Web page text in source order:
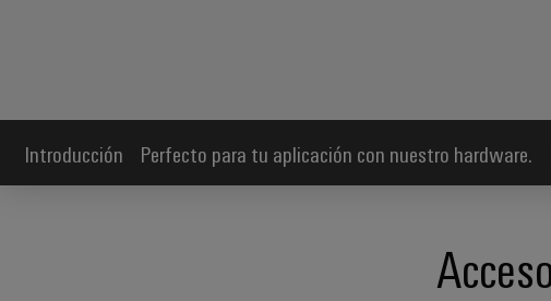
Introducción Perfecto para tu aplicación con nuestro hardware.